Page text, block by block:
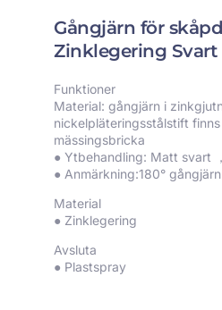
Gångjärn för
Zinklegering Svart
Funktioner
Material: gångjärn i
nickelpläteringsstålstift finns
mässingsbricka
● Ytbehandling: Matt svart
● Anmärkning:180° gångjärn
Material
● Zinklegering
Avsluta
● Plastspray